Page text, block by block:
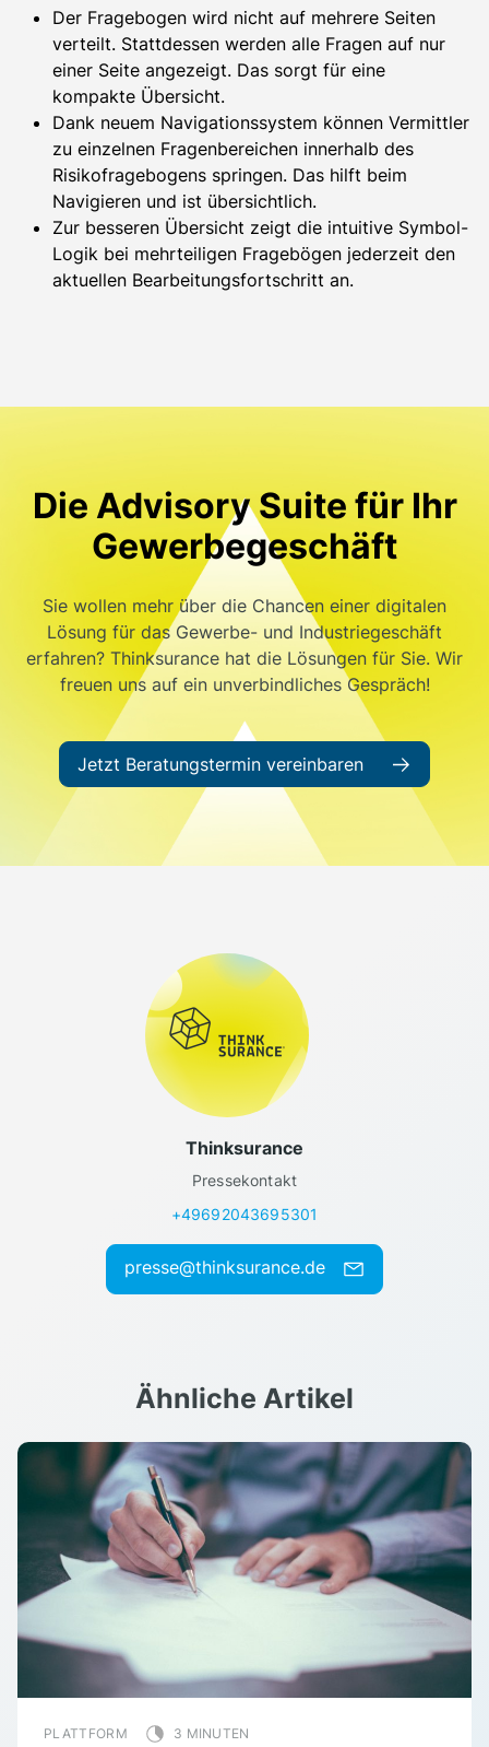
Der Fragebogen wird nicht auf mehrere Seiten
verteilt. Stattdessen werden alle Fragen auf nur
einer Seite angezeigt. Das sorgt für eine
kompakte Übersicht.
Dank neuem Navigationssystem können Vermittler
zu einzelnen Fragenbereichen innerhalb des
Risikofragebogens springen. Das hilft beim
Navigieren und ist übersichtlich.
Zur besseren Übersicht zeigt die intuitive Symbol-
Logik bei mehrteiligen Fragebögen jederzeit den
aktuellen Bearbeitungsfortschritt an.
Die Advisory Suite für Ihr
Gewerbegeschäft
Sie wollen mehr über die Chancen einer digitalen
Lösung für das Gewerbe- und Industriegeschäft
erfahren? Thinksurance hat die Lösungen für Sie. Wir
freuen uns auf ein unverbindliches Gespräch!
Jetzt Beratungstermin vereinbaren
Thinksurance
Pressekontakt
+49692043695301
presse@thinksurance.de
Ähnliche Artikel
PLATTFORM 3 MINUTEN